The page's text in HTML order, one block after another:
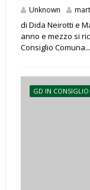
Unknown
di Dida Neirotti e
anno e mezzo si
Consiglio Comuna...
GD IN CONSIGLIO